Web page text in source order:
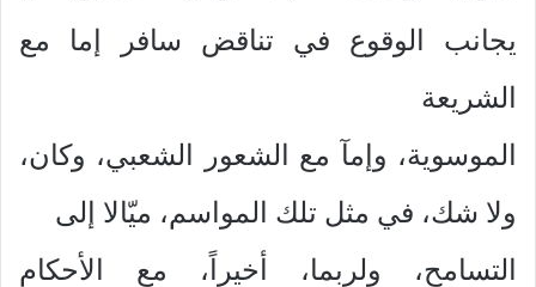
يجانب الوقوع في تناقض سافر إما مع
الشريعة
الموسوية، وإمآ مع الشعور الشعبي، وكان،
ولا شك، في مثل تلك المواسم، ميّالا إلى
التسامح، ولربما، أخيراً، مع الأحكام